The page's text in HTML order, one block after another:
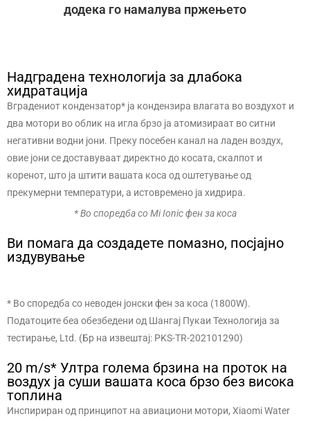
додека го намалува пржењето
Надградена технологија за длабока
хидратација
Вградениот кондензатор* ја кондензира влагата во воздухот и
два мотори во облик на игла брзо ја атомизираат во ситни
негативни водни јони. Преку посебен канал на ладен воздух,
овие јони се доставуваат директно до косата, скалпот и
коренот, што ја штити вашата коса од оштетување од
прекумерни температури, а истовремено ја хидрира.
* Во споредба со Mi Ionic фен за коса
Ви помага да создадете помазно, посјајно
издувување
* Во споредба со неводен јонски фен за коса (1800W).
Податоците беа обезбедени од Шангај Пукаи Технологија за
тестирање, Ltd. (Бр на извештај: PKS-TR-202101290)
20 m/s* Ултра голема брзина на проток на
воздух ја суши вашата коса брзо без висока
топлина
Инспириран од принципот на авиациони мотори, Xiaomi Water